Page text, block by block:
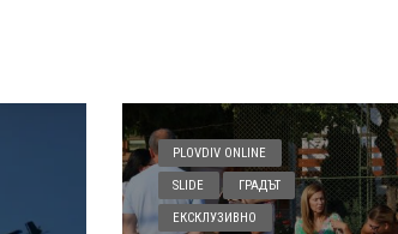
PLOVDIV ONLINE
SLIDE ГРАДЪТ
ЕКСКЛУЗИВНО